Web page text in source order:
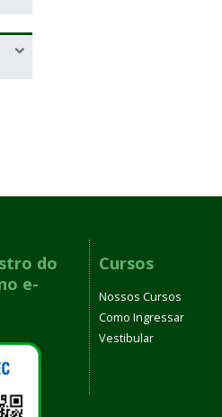
do
e-
Cursos
Nossos Cursos
Como Ingressar
Vestibular